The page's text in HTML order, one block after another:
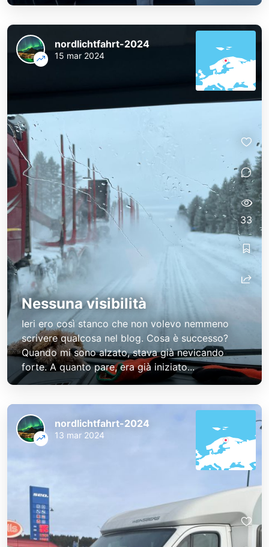
Nessuna visibilità
Ieri ero così stanco che non volevo nemmeno
scrivere qualcosa nel blog. Cosa è successo?
Quando mi sono alzato, stava già nevicando
forte. A quanto pare, era già iniziato...
nordlichtfahrt-2024
15 mar 2024
33
nordlichtfahrt-2024
13 mar 2024